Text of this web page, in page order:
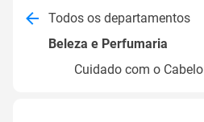
Todos os departamentos
Beleza e Perfumaria
Cuidado com o Cabelo